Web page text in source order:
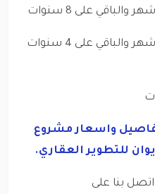
- 10 ٪ دفعة أولى 10 ٪ بعد 3 أشهر والباقي على 4 سنوات
واسعار مشروع
بنا على